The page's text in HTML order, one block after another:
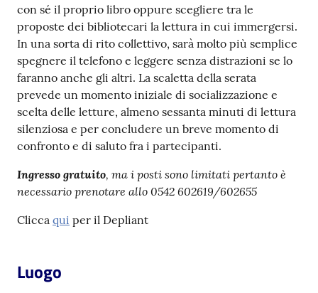
Catalogo
Eventi
Chiedi al
Avvisi
con sé il proprio libro oppure scegliere tra le
proposte dei bibliotecari la lettura in cui immergersi.
In una sorta di rito collettivo, sarà molto più semplice
spegnere il telefono e leggere senza distrazioni se lo
faranno anche gli altri. La scaletta della serata
prevede un momento iniziale di socializzazione e
scelta delle letture, almeno sessanta minuti di lettura
silenziosa e per concludere un breve momento di
confronto e di saluto fra i partecipanti.
Ingresso gratuito, ma i posti sono limitati pertanto è
necessario prenotare allo 0542 602619/602655
Clicca qui per il Depliant
Luogo